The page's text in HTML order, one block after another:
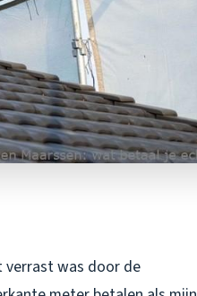
verrast was door de